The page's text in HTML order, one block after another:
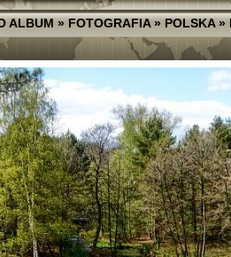
ALBUM»FOTOGRAFIA»POLSKA»